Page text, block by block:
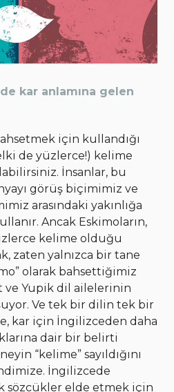
kar anlamına gelen
için kullandığı
de yüzlerce!) kelime
İnsanlar, bu
görüş biçimimiz ve
arasındaki yakınlığa
Ancak Eskimoların,
kelime olduğu
zaten yalnızca bir tane
olarak bahsettiğimiz
Yupik dil ailelerinin
Ve tek bir dilin tek bir
kar için İngilizceden daha
dair bir belirti
“kelime” sayıldığını
İngilizcede
sözcükler elde etmek için